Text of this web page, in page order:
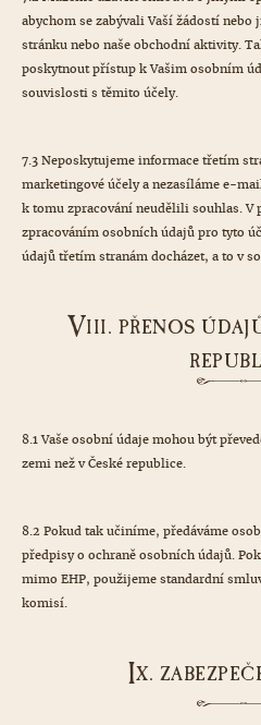
abychom se zabývali Vaší žádostí
stránku nebo naše obchodní aktivity.
poskytnout přístup k Vašim osobním
souvislosti s těmito účely.
7.3 Neposkytujeme informace třetím
marketingové účely a nezasíláme e-
k tomu zpracování neudělili souhlas. V
zpracováním osobních údajů pro tyto
údajů třetím stranám docházet, a to v
VIII. PŘENOS
8.1 Vaše osobní údaje mohou být
zemi než v České republice.
8.2 Pokud tak učiníme, předáváme
předpisy o ochraně osobních údajů.
mimo EHP, použijeme standardní
komisí.
IX.